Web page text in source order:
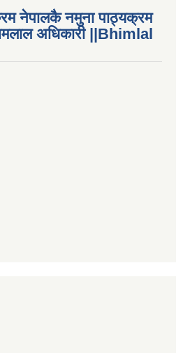
नेपालकै नमुना पाठ्यक्रम
अधिकारी ||Bhimlal